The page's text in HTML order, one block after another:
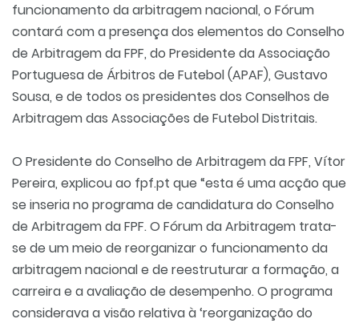
funcionamento da arbitragem nacional, o Fórum
contará com a presença dos elementos do Conselho
de Arbitragem da FPF, do Presidente da Associação
Portuguesa de Árbitros de Futebol (APAF), Gustavo
Sousa, e de todos os presidentes dos Conselhos de
Arbitragem das Associações de Futebol Distritais.
O Presidente do Conselho de Arbitragem da FPF, Vítor
Pereira, explicou ao fpf.pt que “esta é uma acção que
se inseria no programa de candidatura do Conselho
de Arbitragem da FPF. O Fórum da Arbitragem trata-
se de um meio de reorganizar o funcionamento da
arbitragem nacional e de reestruturar a formação, a
carreira e a avaliação de desempenho. O programa
considerava a visão relativa à ‘reorganização do